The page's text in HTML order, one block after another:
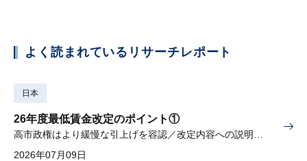
よく読まれているリサーチレポート
日本
26年度最低賃金改定のポイント①
高市政権はより緩慢な引上げを容認／改定内容への説明責任が焦点
2026年07月09日